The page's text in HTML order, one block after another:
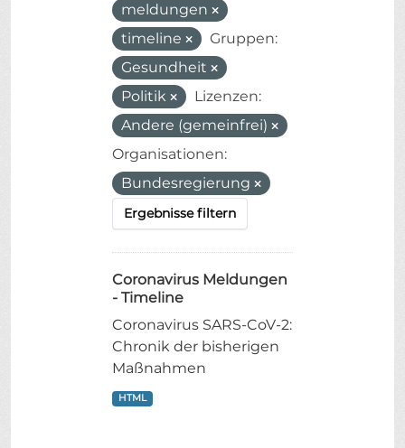
meldungen
timeline
Gruppen:
Gesundheit
Politik
Lizenzen:
Andere (gemeinfrei)
Organisationen:
Bundesregierung
Ergebnisse filtern
Coronavirus Meldungen
- Timeline
Coronavirus SARS-CoV-2:
Chronik der bisherigen
Maßnahmen
HTML